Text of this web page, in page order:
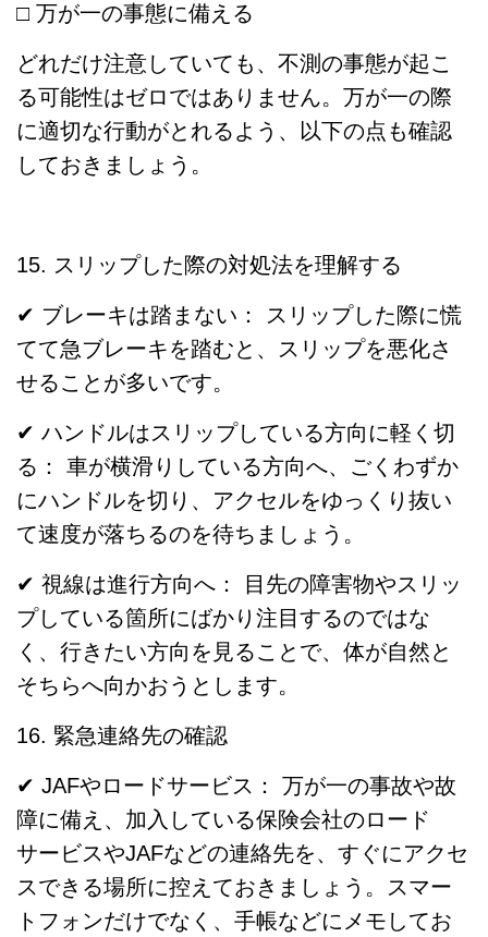
□ 万が一の事態に備える
どれだけ注意していても、不測の事態が起こ
る可能性はゼロではありません。万が一の際
に適切な行動がとれるよう、以下の点も確認
しておきましょう。
15. スリップした際の対処法を理解する
✔ ブレーキは踏まない： スリップした際に慌
てて急ブレーキを踏むと、スリップを悪化さ
せることが多いです。
✔ ハンドルはスリップしている方向に軽く切
る： 車が横滑りしている方向へ、ごくわずか
にハンドルを切り、アクセルをゆっくり抜い
て速度が落ちるのを待ちましょう。
✔ 視線は進行方向へ： 目先の障害物やスリッ
プしている箇所にばかり注目するのではな
く、行きたい方向を見ることで、体が自然と
そちらへ向かおうとします。
16. 緊急連絡先の確認
✔ JAFやロードサービス： 万が一の事故や故
障に備え、加入している保険会社のロード
サービスやJAFなどの連絡先を、すぐにアクセ
スできる場所に控えておきましょう。スマー
トフォンだけでなく、手帳などにメモしてお